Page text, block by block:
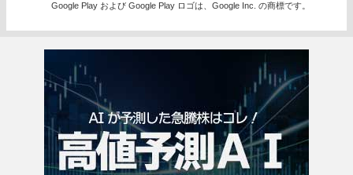
Google Play および Google Play ロゴは、Google Inc. の商標です。